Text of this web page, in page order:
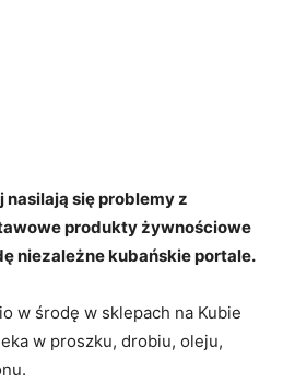
nasilają się problemy z
produkty żywnościowe
niezależne kubańskie portale.
w środę w sklepach na Kubie
w proszku, drobiu, oleju,